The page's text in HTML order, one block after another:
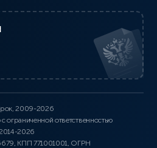
2009-2026
ответственностью
2026
КПП 771001001, ОГРН